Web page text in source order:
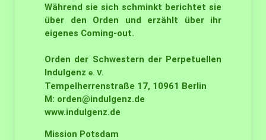
Während sie sich schminkt berichtet sie
über den Orden und erzählt über ihr
eigenes Coming-out.
Orden der Schwestern der Perpetuellen
Indulgenz e. V.
Tempelherrenstraße 17, 10961 Berlin
M: orden@indulgenz.de
www.indulgenz.de
Mission Potsdam